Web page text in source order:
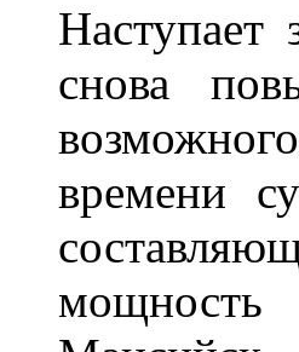
Наступает
снова
времени